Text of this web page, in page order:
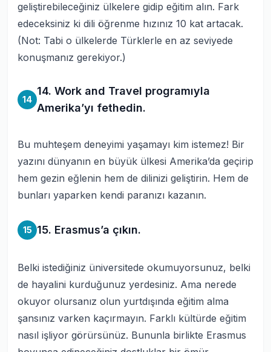
geliştirebileceğiniz ülkelere gidip eğitim alın. Fark
edeceksiniz ki dili öğrenme hızınız 10 kat artacak.
(Not: Tabi o ülkelerde Türklerle en az seviyede
konuşmanız gerekiyor.)
14
14. Work and Travel programıyla
Amerika’yı fethedin.
Bu muhteşem deneyimi yaşamayı kim istemez! Bir
yazını dünyanın en büyük ülkesi Amerika’da geçirip
hem gezin eğlenin hem de dilinizi geliştirin. Hem de
bunları yaparken kendi paranızı kazanın.
15 15. Erasmus’a çıkın.
Belki istediğiniz üniversitede okumuyorsunuz, belki
de hayalini kurduğunuz yerdesiniz. Ama nerede
okuyor olursanız olun yurtdışında eğitim alma
şansınız varken kaçırmayın. Farklı kültürde eğitim
nasıl işliyor görürsünüz. Bununla birlikte Erasmus